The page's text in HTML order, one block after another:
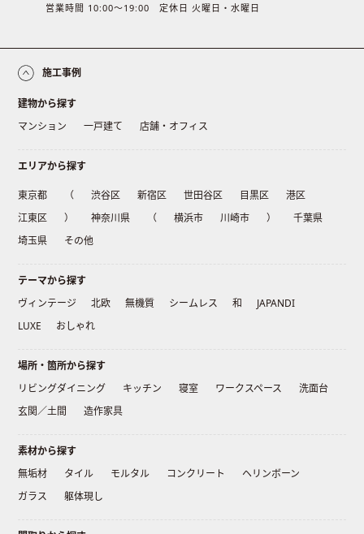
営業時間 10:00〜19:00 定休日 火曜日・水曜日
施工事例
建物から探す
マンション
一戸建て 店舗・オフィス
エリアから探す
東京都 （ 渋谷区 新宿区 世田谷区 目黒区
港区
江東区
） 神奈川県 （ 横浜市 川崎市 ）
千葉県
埼玉県
その他
テーマから探す
ヴィンテージ
北欧 無機質 シームレス 和
JAPANDI
LUXE
おしゃれ
場所・箇所から探す
リビングダイニング
キッチン 寝室 ワークスペース
洗面台
玄関／土間
造作家具
素材から探す
無垢材
タイル モルタル コンクリート
ヘリンボーン
ガラス
躯体現し